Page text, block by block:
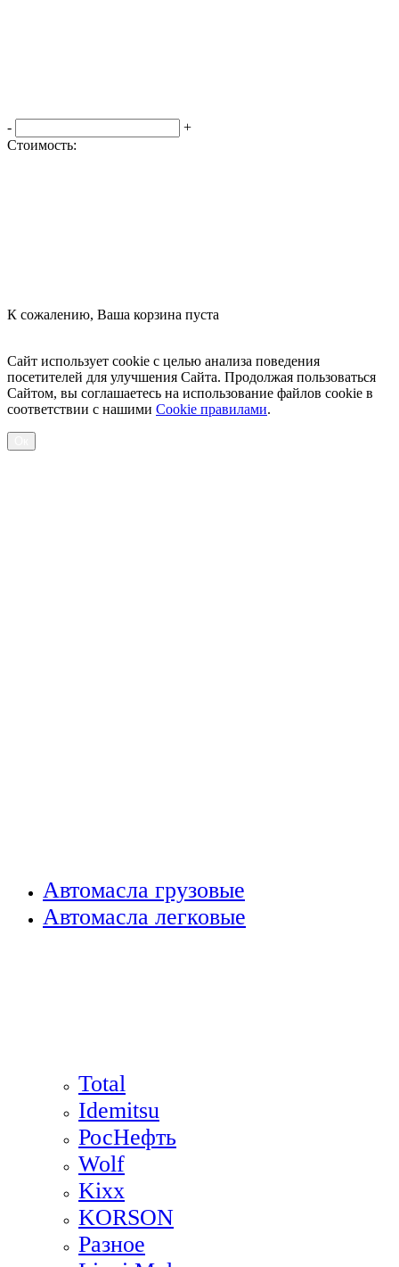
-
+
Стоимость:
К сожалению, Ваша корзина пуста
Сайт использует cookie с целью анализа поведения
посетителей для улучшения Сайта. Продолжая пользоваться
Сайтом, вы соглашаетесь на использование файлов cookie в
соответствии с нашими Cookiе правилами.
Автомасла грузовые
Автомасла легковые
Total
Idemitsu
РосНефть
Wolf
Kixx
KORSON
Разное